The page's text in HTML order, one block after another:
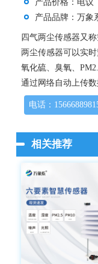
产品价格：电议
产品品牌：万象
四气两尘传感器又
两尘传感器可以实
氧化硫、臭氧、
通过网络自动上传
电话：
相关推荐